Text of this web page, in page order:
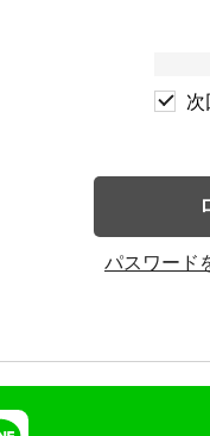
次
パスワード